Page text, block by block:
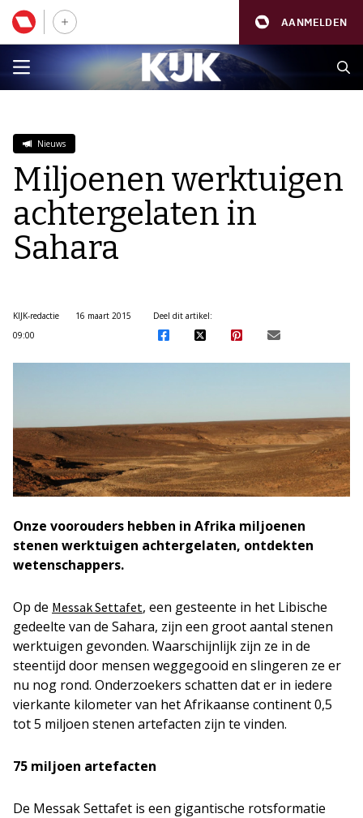
AANMELDEN
Nieuws
Miljoenen werktuigen
achtergelaten in
Sahara
KIJK-redactie
16 maart 2015
09:00
Deel dit artikel:
Onze voorouders hebben in Afrika miljoenen
stenen werktuigen achtergelaten, ontdekten
wetenschappers.
Op de Messak Settafet, een gesteente in het Libische
gedeelte van de Sahara, zijn een groot aantal stenen
werktuigen gevonden. Waarschijnlijk zijn ze in de
steentijd door mensen weggegooid en slingeren ze er
nu nog rond. Onderzoekers schatten dat er in iedere
vierkante kilometer van het Afrikaanse continent 0,5
tot 5 miljoen stenen artefacten zijn te vinden.
75 miljoen artefacten
De Messak Settafet is een gigantische rotsformatie